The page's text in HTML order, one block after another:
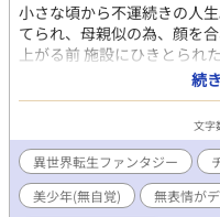
小さな頃から不運続きの人
てられ、母親似の為、顔を
上がる前 施設にひきとられ
社を定年退職し 定時に帰
帰ると長年連れ添った妻に
き券だけが残されていた。
お腹が空いたので、適当に
に貰った福引き券と、持っ
たりが出た。 「おめでとう
ハイテーションで言われた
続
文字
異世界転生ファンタジー
美少年(無自覚)
無表情が